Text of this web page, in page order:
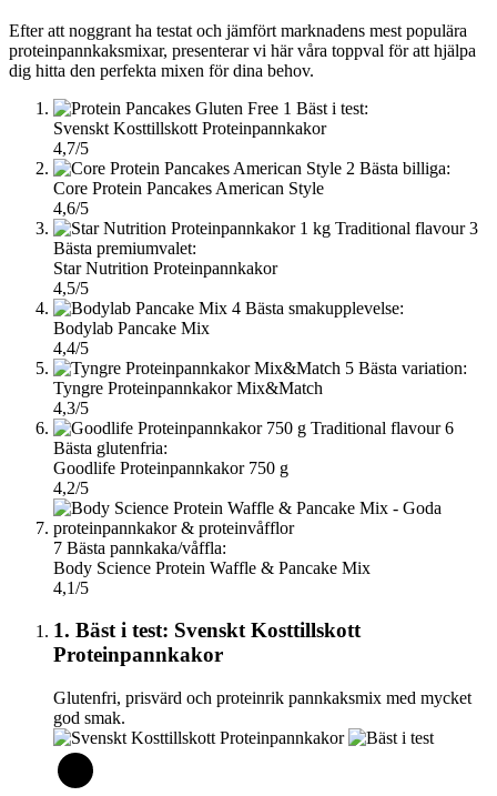
Efter att noggrant ha testat och jämfört marknadens mest populära
proteinpannkaksmixar, presenterar vi här våra toppval för att hjälpa
dig hitta den perfekta mixen för dina behov.
1 Bäst i test:
Svenskt Kosttillskott Proteinpannkakor
4,7/5
2 Bästa billiga:
Core Protein Pancakes American Style
4,6/5
3
Bästa premiumvalet:
Star Nutrition Proteinpannkakor
4,5/5
4 Bästa smakupplevelse:
Bodylab Pancake Mix
4,4/5
5 Bästa variation:
Tyngre Proteinpannkakor Mix&Match
4,3/5
6
Bästa glutenfria:
Goodlife Proteinpannkakor 750 g
4,2/5
7 Bästa pannkaka/våffla:
Body Science Protein Waffle & Pancake Mix
4,1/5
1. Bäst i test: Svenskt Kosttillskott
Proteinpannkakor
Glutenfri, prisvärd och proteinrik pannkaksmix med mycket
god smak.